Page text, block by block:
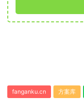
fanganku.cn 方案库